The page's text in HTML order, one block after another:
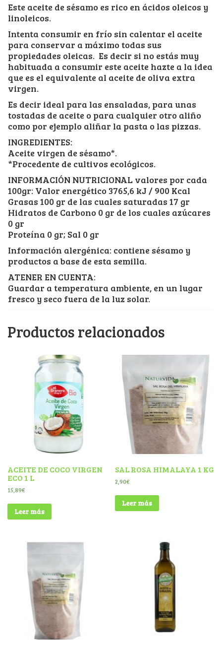
Este aceite de sésamo es rico en ácidos oleicos y
linoleicos.
Intenta consumir en frío sin calentar el aceite
para conservar a máximo todas sus
propiedades oleicas. Es decir si no estás muy
habituada a consumir este aceite hazte a la idea
que es el equivalente al aceite de oliva extra
virgen.
Es decir ideal para las ensaladas, para unas
tostadas de aceite o para cualquier otro aliño
como por ejemplo aliñar la pasta o las pizzas.
INGREDIENTES:
Aceite virgen de sésamo*.
*Procedente de cultivos ecológicos.
INFORMACIÓN NUTRICIONAL valores por cada
100gr: Valor energético 3765,6 kJ / 900 Kcal
Grasas 100 gr de las cuales saturadas 17 gr
Hidratos de Carbono 0 gr de los cuales azúcares
0 gr
Proteína 0 gr; Sal 0 gr
Información alergénica: contiene sésamo y
productos a base de esta semilla.
ATENER EN CUENTA:
Guardar a temperatura ambiente, en un lugar
fresco y seco fuera de la luz solar.
Productos relacionados
ACEITE DE COCO VIRGEN
ECO 1 L
15,89€
Leer más
SAL ROSA HIMALAYA 1 KG
2,90€
Leer más